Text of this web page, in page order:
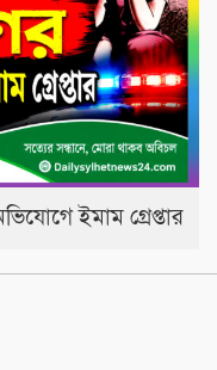
ইমাম গ্রেপ্তার